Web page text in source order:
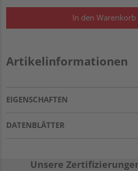
In den Warenkorb
Artikelinformationen
EIGENSCHAFTEN
DATENBLÄTTER
Unsere